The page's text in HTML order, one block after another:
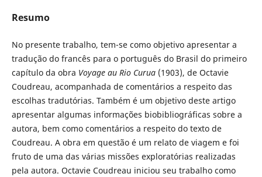
Resumo
No presente trabalho, tem-se como objetivo apresentar a
tradução do francês para o português do Brasil do primeiro
capítulo da obra Voyage au Rio Curua (1903), de Octavie
Coudreau, acompanhada de comentários a respeito das
escolhas tradutórias. Também é um objetivo deste artigo
apresentar algumas informações biobibliográficas sobre a
autora, bem como comentários a respeito do texto de
Coudreau. A obra em questão é um relato de viagem e foi
fruto de uma das várias missões exploratórias realizadas
pela autora. Octavie Coudreau iniciou seu trabalho como